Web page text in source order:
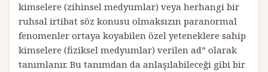
kimselere (zihinsel medyumlar) veya herhangi bir
ruhsal irtibat söz konusu olmaksızın paranormal
fenomenler ortaya koyabilen özel yeteneklere sahip
kimselere (fiziksel medyumlar) verilen ad” olarak
tanımlanır. Bu tanımdan da anlaşılabileceği gibi bir